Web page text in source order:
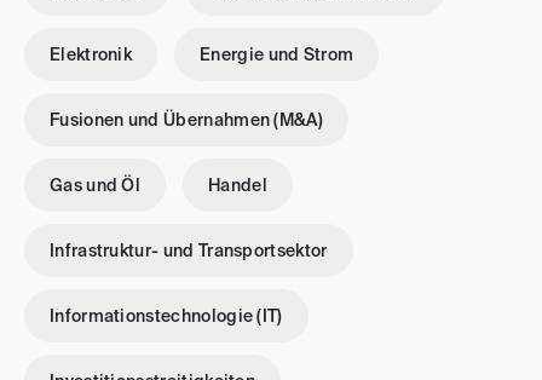
Elektronik Energie und Strom
Fusionen und Übernahmen (M&A)
Gas und Öl Handel
Infrastruktur- und Transportsektor
Informationstechnologie (IT)